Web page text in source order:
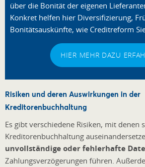
über die Bonität der eigenen
Konkret helfen hier Diversifizierung,
Bonitätsauskünfte, wie Creditreform
HIER MEHR DAZU
Risiken und deren Auswirkungen in der
Kreditorenbuchhaltung
Es gibt verschiedene Risiken, mit denen
Kreditorenbuchhaltung
unvollständige oder fehlerhafte
Zahlungsverzögerungen führen.